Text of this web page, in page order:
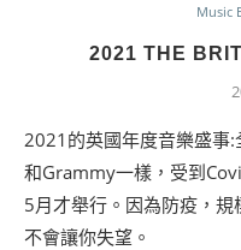
Music
2021 THE
2021的英國年度音樂盛事
和Grammy一樣，受到
5月才舉行。因為防疫，
不會讓你失望。